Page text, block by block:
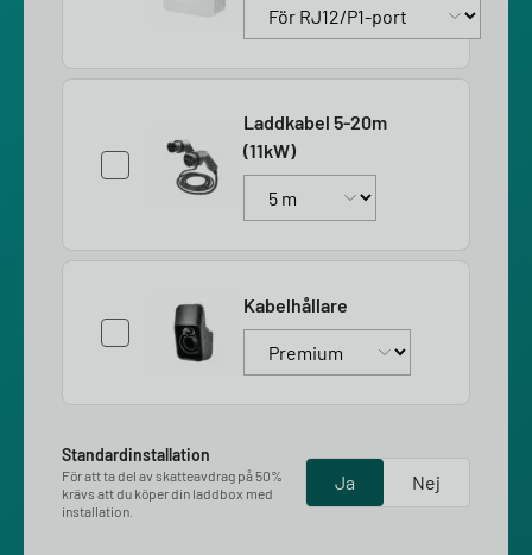
Laddkabel 5-20m
(11kW)
Kabelhållare
Standardinstallation
För att ta del av skatteavdrag på 50%
krävs att du köper din laddbox med
installation.
Ja Nej